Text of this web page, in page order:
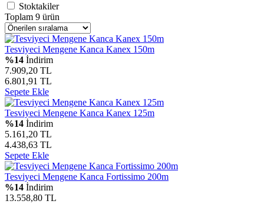
Stoktakiler
Toplam 9 ürün
Tesviyeci Mengene Kanca Kanex 150m
%14 İndirim
7.909,20 TL
6.801,91 TL
Sepete Ekle
Tesviyeci Mengene Kanca Kanex 125m
%14 İndirim
5.161,20 TL
4.438,63 TL
Sepete Ekle
Tesviyeci Mengene Kanca Fortissimo 200m
%14 İndirim
13.558,80 TL